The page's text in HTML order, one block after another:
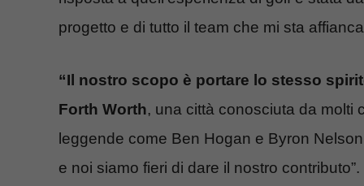
progetto e di tutto il team che mi sta
“Il nostro scopo è portare lo stesso
Forth Worth, una città conosciuta da molti
leggende come Ben Hogan e Byron
e noi siamo fieri di dare il nostro contributo”.